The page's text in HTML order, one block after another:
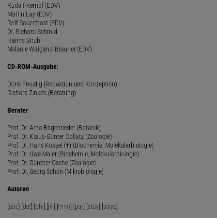
Rudolf Kempf (EDV)
Martin Lay (EDV)
Rolf Sauermost (EDV)
Dr. Richard Schmid
Hanns Strub
Melanie Waigand-Brauner (EDV)
CD-ROM-Ausgabe:
Doris Freudig (Redaktion und Konzeption)
Richard Zinken (Beratung)
Berater
Prof. Dr. Arno Bogenrieder (Botanik)
Prof. Dr. Klaus-Günter Collatz (Zoologie)
Prof. Dr. Hans Kössel (†) (Biochemie, Molekularbiologie)
Prof. Dr. Uwe Maier (Biochemie, Molekularbiologie)
Prof. Dr. Günther Osche (Zoologie)
Prof. Dr. Georg Schön (Mikrobiologie)
Autoren
[abc] [def] [ghi] [jkl] [mno] [pqr] [stuv] [wxyz]